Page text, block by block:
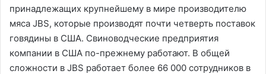
принадлежащих крупнейшему в мире производителю
мяса JBS, которые производят почти четверть поставок
говядины в США. Свиноводческие предприятия
компании в США по-прежнему работают. В общей
сложности в JBS работает более 66 000 сотрудников в